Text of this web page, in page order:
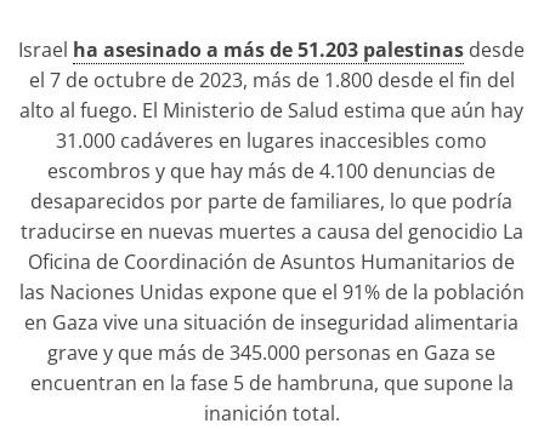
Israel ha asesinado a más de 51.203 palestinas desde
el 7 de octubre de 2023, más de 1.800 desde el fin del
alto al fuego. El Ministerio de Salud estima que aún hay
31.000 cadáveres en lugares inaccesibles como
escombros y que hay más de 4.100 denuncias de
desaparecidos por parte de familiares, lo que podría
traducirse en nuevas muertes a causa del genocidio La
Oficina de Coordinación de Asuntos Humanitarios de
las Naciones Unidas expone que el 91% de la población
en Gaza vive una situación de inseguridad alimentaria
grave y que más de 345.000 personas en Gaza se
encuentran en la fase 5 de hambruna, que supone la
inanición total.